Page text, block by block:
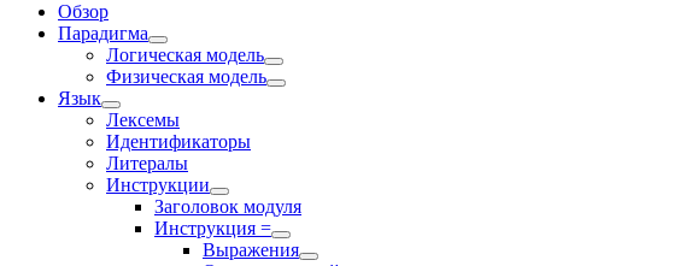
Обзор
Парадигма
Логическая модель
Физическая модель
Язык
Лексемы
Идентификаторы
Литералы
Инструкции
Заголовок модуля
Инструкция =
Выражения